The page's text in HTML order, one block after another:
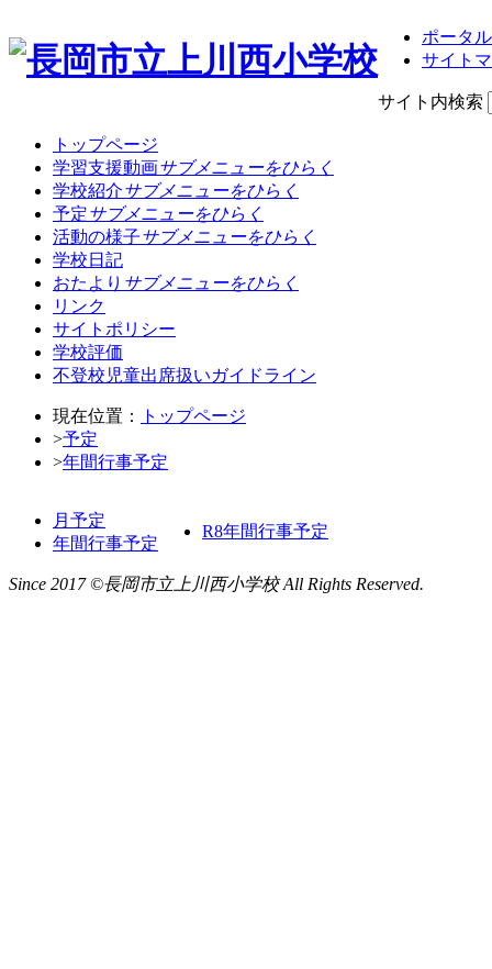
ポータ
サイト
サイト内検索
トップページ
学習支援動画サブメニューをひらく
学校紹介サブメニューをひらく
予定サブメニューをひらく
活動の様子サブメニューをひらく
学校日記
おたより サブメニューをひらく
リンク
サイトポリシー
学校評価
不登校児童出席扱いガイドライン
現在位置：
トップページ
>予定
>年間行事予定
月予定
年間行事予定
R8年間行事予定
Since 2017 ©長岡市立上川西小学校 All Rights Reserved.